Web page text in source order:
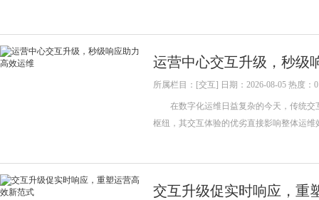
运营中心交互升级，秒级
所属栏目：[交互] 日期：2026-08-05 热度：0
在数字化运维日益复杂的今天，传统交
枢纽，其交互体验的优劣直接影响整体运
交互升级促实时响应，重